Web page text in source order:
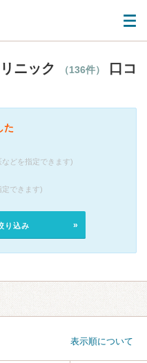
ニック （136件）
口コ
た
どを指定できます)
できます)
り込み
表示順について